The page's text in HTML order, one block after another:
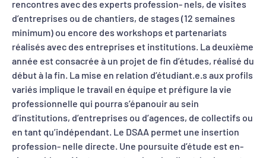
rencontres avec des experts profession- nels, de visites
d’entreprises ou de chantiers, de stages (12 semaines
minimum) ou encore des workshops et partenariats
réalisés avec des entreprises et institutions. La deuxième
année est consacrée à un projet de fin d’études, réalisé du
début à la fin. La mise en relation d’étudiant.e.s aux profils
variés implique le travail en équipe et préfigure la vie
professionnelle qui pourra s’épanouir au sein
d’institutions, d’entreprises ou d’agences, de collectifs ou
en tant qu’indépendant. Le DSAA permet une insertion
profession- nelle directe. Une poursuite d’étude est en-